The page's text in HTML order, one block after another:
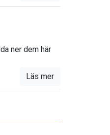
ner dem här
Läs mer